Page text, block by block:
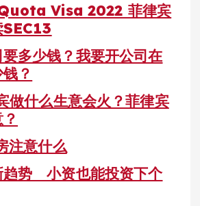
Visa 2022 菲律宾
SEC13
多少钱？我要开公司在
？
做什么生意会火？菲律宾
注意什么
趋势 小资也能投资下个